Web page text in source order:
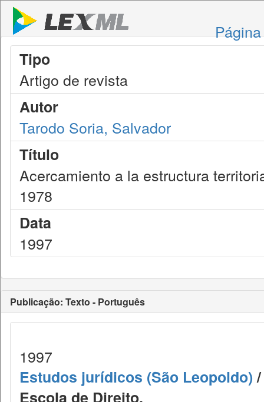
Tipo
Artigo de revista
Autor
Tarodo Soria, Salvador
Título
Acercamiento a la estructura
1978
Data
1997
Publicação: Texto - Português
1997
Estudos jurídicos (São Leopoldo)
Escola de Direito.